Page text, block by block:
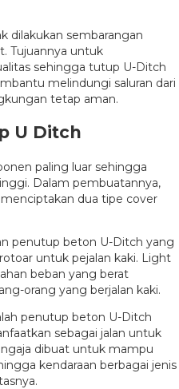
dilakukan sembarangan
Tujuannya untuk
sehingga tutup U-Ditch
melindungi saluran dari
tetap aman.
U Ditch
paling luar sehingga
Dalam pembuatannya,
dua tipe cover
penutup beton U-Ditch yang
untuk pejalan kaki. Light
beban yang berat
orang yang berjalan kaki.
penutup beton U-Ditch
sebagai jalan untuk
dibuat untuk mampu
kendaraan berbagai jenis